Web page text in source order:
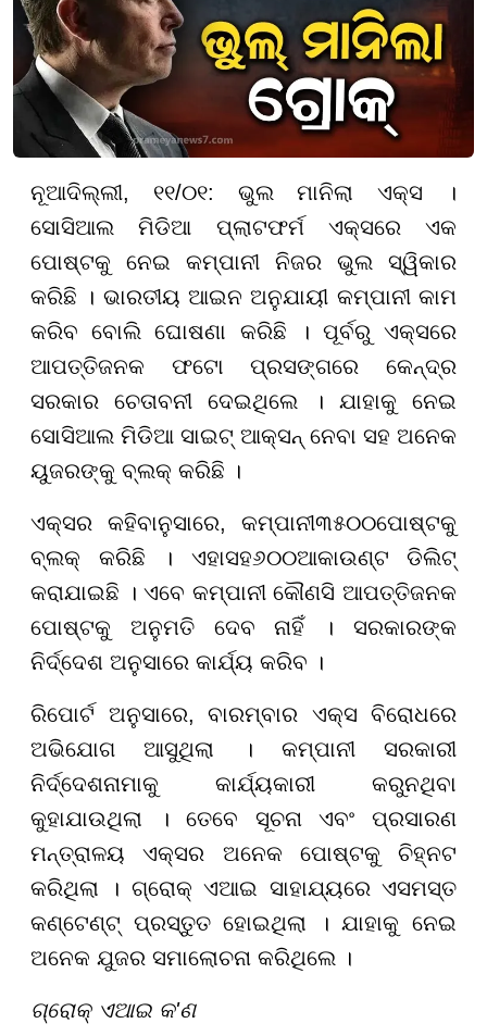
ନୂଆଦିଲ୍ଲୀ, ୧୧/୦୧: ଭୁଲ ମାନିଲା ଏକ୍ସ ।
ସୋସିଆଲ ମିଡିଆ ପ୍ଲାଟଫର୍ମ ଏକ୍ସରେ ଏକ
ପୋଷ୍ଟକୁ ନେଇ କମ୍ପାନୀ ନିଜର ଭୁଲ ସ୍ୱିକାର
କରିଛି । ଭାରତୀୟ ଆଇନ ଅନୁଯାୟୀ କମ୍ପାନୀ କାମ
କରିବ ବୋଲି ଘୋଷଣା କରିଛି । ପୂର୍ବରୁ ଏକ୍ସରେ
ଆପତ୍ତିଜନକ ଫଟୋ ପ୍ରସଙ୍ଗରେ କେନ୍ଦ୍ର
ସରକାର ଚେତାବନୀ ଦେଇଥିଲେ । ଯାହାକୁ ନେଇ
ସୋସିଆଲ ମିଡିଆ ସାଇଟ୍ ଆକ୍ସନ୍ ନେବା ସହ ଅନେକ
ୟୁଜରଙ୍କୁ ବ୍ଲକ୍ କରିଛି ।
ଏକ୍ସର କହିବାନୁସାରେ, କମ୍ପାନୀ୩୫୦୦ପୋଷ୍ଟକୁ
ବ୍ଲକ୍ କରିଛି । ଏହାସହ୬୦୦ଆକାଉଣ୍ଟ ଡିଲିଟ୍
କରାଯାଇଛି । ଏବେ କମ୍ପାନୀ କୌଣସି ଆପତ୍ତିଜନକ
ପୋଷ୍ଟକୁ ଅନୁମତି ଦେବ ନାହିଁ । ସରକାରଙ୍କ
ନିର୍ଦ୍ଦେଶ ଅନୁସାରେ କାର୍ଯ୍ୟ କରିବ ।
ରିପୋର୍ଟ ଅନୁସାରେ, ବାରମ୍ବାର ଏକ୍ସ ବିରୋଧରେ
ଅଭିଯୋଗ ଆସୁଥିଲା । କମ୍ପାନୀ ସରକାରୀ
ନିର୍ଦ୍ଦେଶନାମାକୁ କାର୍ଯ୍ୟକାରୀ କରୁନଥିବା
କୁହାଯାଉଥିଲା । ତେବେ ସୂଚନା ଏବଂ ପ୍ରସାରଣ
ମନ୍ତ୍ରାଳୟ ଏକ୍ସର ଅନେକ ପୋଷ୍ଟକୁ ଚିହ୍ନଟ
କରିଥିଲା । ଗ୍ରୋକ୍ ଏଆଇ ସାହାଯ୍ୟରେ ଏସମସ୍ତ
କଣ୍ଟେଣ୍ଟ୍ ପ୍ରସ୍ତୁତ ହୋଇଥିଲା । ଯାହାକୁ ନେଇ
ଅନେକ ଯୁଜର ସମାଲୋଚନା କରିଥିଲେ ।
ଗ୍ରୋକ୍ ଏଆଇ କ'ଣ